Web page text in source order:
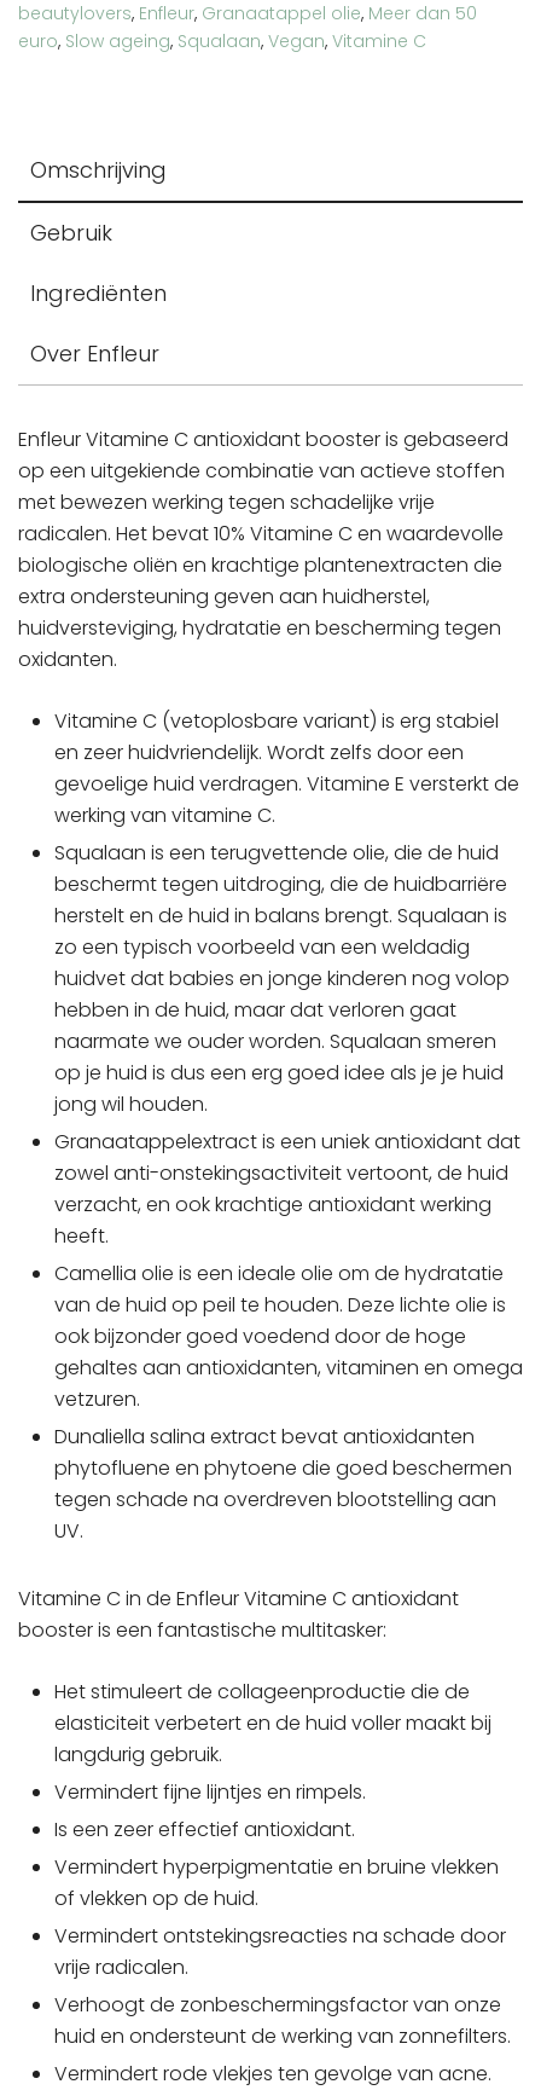
beautylovers, Enfleur, Granaatappel olie, Meer dan 50
euro, Slow ageing, Squalaan, Vegan, Vitamine C
Omschrijving
Gebruik
Ingrediënten
Over Enfleur
Enfleur Vitamine C antioxidant booster is gebaseerd
op een uitgekiende combinatie van actieve stoffen
met bewezen werking tegen schadelijke vrije
radicalen. Het bevat 10% Vitamine C en waardevolle
biologische oliën en krachtige plantenextracten die
extra ondersteuning geven aan huidherstel,
huidversteviging, hydratatie en bescherming tegen
oxidanten.
Vitamine C (vetoplosbare variant) is erg stabiel
en zeer huidvriendelijk. Wordt zelfs door een
gevoelige huid verdragen. Vitamine E versterkt de
werking van vitamine C.
Squalaan is een terugvettende olie, die de huid
beschermt tegen uitdroging, die de huidbarriëre
herstelt en de huid in balans brengt. Squalaan is
zo een typisch voorbeeld van een weldadig
huidvet dat babies en jonge kinderen nog volop
hebben in de huid, maar dat verloren gaat
naarmate we ouder worden. Squalaan smeren
op je huid is dus een erg goed idee als je je huid
jong wil houden.
Granaatappelextract is een uniek antioxidant dat
zowel anti-onstekingsactiviteit vertoont, de huid
verzacht, en ook krachtige antioxidant werking
heeft.
Camellia olie is een ideale olie om de hydratatie
van de huid op peil te houden. Deze lichte olie is
ook bijzonder goed voedend door de hoge
gehaltes aan antioxidanten, vitaminen en omega
vetzuren.
Dunaliella salina extract bevat antioxidanten
phytofluene en phytoene die goed beschermen
tegen schade na overdreven blootstelling aan
UV.
Vitamine C in de Enfleur Vitamine C antioxidant
booster is een fantastische multitasker:
Het stimuleert de collageenproductie die de
elasticiteit verbetert en de huid voller maakt bij
langdurig gebruik.
Vermindert fijne lijntjes en rimpels.
Is een zeer effectief antioxidant.
Vermindert hyperpigmentatie en bruine vlekken
of vlekken op de huid.
Vermindert ontstekingsreacties na schade door
vrije radicalen.
Verhoogt de zonbeschermingsfactor van onze
huid en ondersteunt de werking van zonnefilters.
Vermindert rode vlekjes ten gevolge van acne.